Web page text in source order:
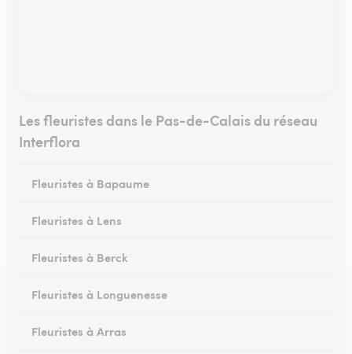
Les fleuristes dans le Pas-de-Calais du réseau
Interflora
Fleuristes à Bapaume
Fleuristes à Lens
Fleuristes à Berck
Fleuristes à Longuenesse
Fleuristes à Arras